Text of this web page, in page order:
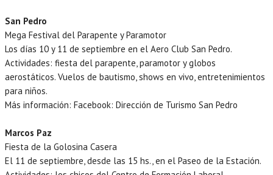
San Pedro
Mega Festival del Parapente y Paramotor
Los días 10 y 11 de septiembre en el Aero Club San Pedro.
Actividades: fiesta del parapente, paramotor y globos
aerostáticos. Vuelos de bautismo, shows en vivo, entretenimientos
para niños.
Más información: Facebook: Dirección de Turismo San Pedro
Marcos Paz
Fiesta de la Golosina Casera
El 11 de septiembre, desde las 15 hs., en el Paseo de la Estación.